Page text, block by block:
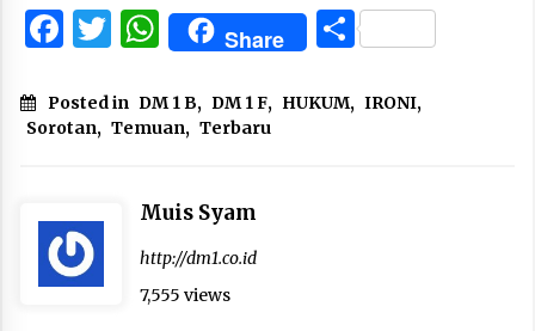
Facebook
Twitter
WhatsApp
Share Share
Posted in DM 1 B, DM 1 F, HUKUM, IRONI,
Sorotan, Temuan, Terbaru
Muis Syam
http://dm1.co.id
7,555 views